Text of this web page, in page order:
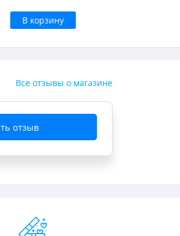
В корзину
Все отзывы о магазине
отзыв